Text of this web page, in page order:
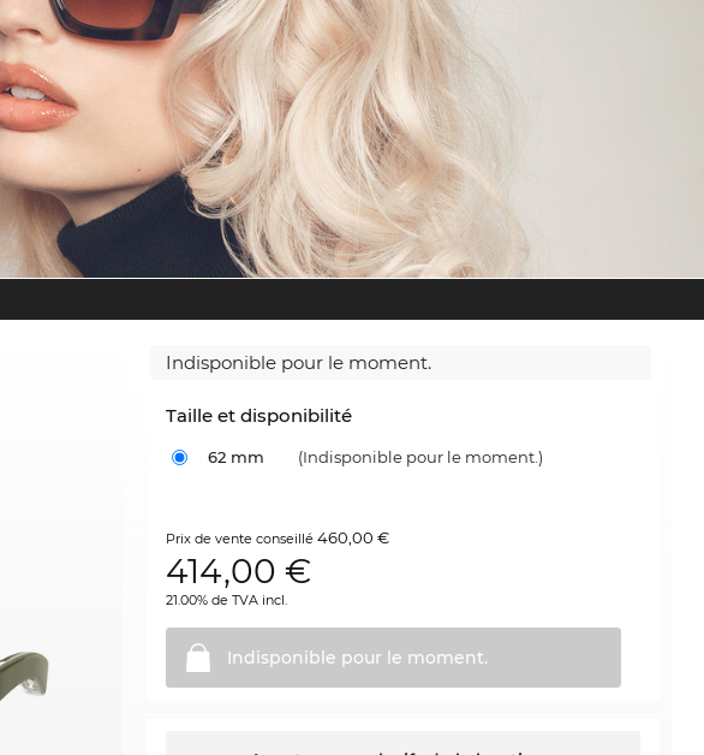
Indisponible pour le moment.
Taille et disponibilité
62 mm (Indisponible pour le moment.)
Prix de vente conseillé460,00 €
414,00 €
21.00% de TVA incl.
Indisponible pour le moment.